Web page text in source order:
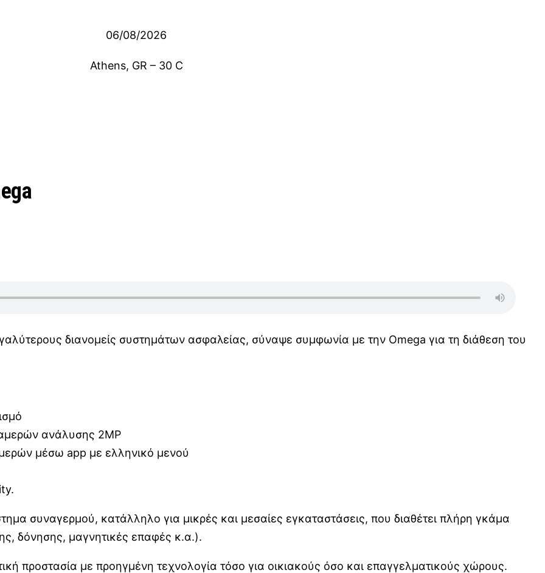
06/08/2026
Athens, GR – 30 C
διανομείς συστημάτων ασφαλείας, σύναψε συμφωνία με την Omega για τη διάθεση του
ανάλυσης 2MP
μέσω app με ελληνικό μενού
συναγερμού, κατάλληλο για μικρές και μεσαίες εγκαταστάσεις, που διαθέτει πλήρη γκάμα
δόνησης, μαγνητικές επαφές κ.α.).
προστασία με προηγμένη τεχνολογία τόσο για οικιακούς όσο και επαγγελματικούς χώρους.